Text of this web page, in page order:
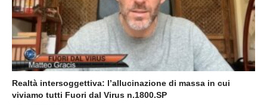
Realtà intersoggettiva: l’allucinazione di massa in cui
viviamo tutti Fuori dal Virus n.1800.SP